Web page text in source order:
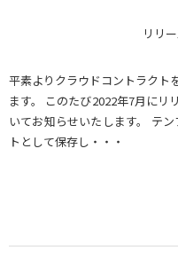
リリ
平素よりクラウドコントラクト
ます。 このたび2022年7月にリ
いてお知らせいたします。 テ
トとして保存し・・・